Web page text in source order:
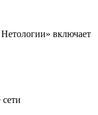
включает